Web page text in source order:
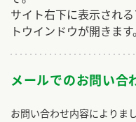
サイト右下に表示され
トウインドウが開きます
メールでのお問い合
お問い合わせ内容によりま